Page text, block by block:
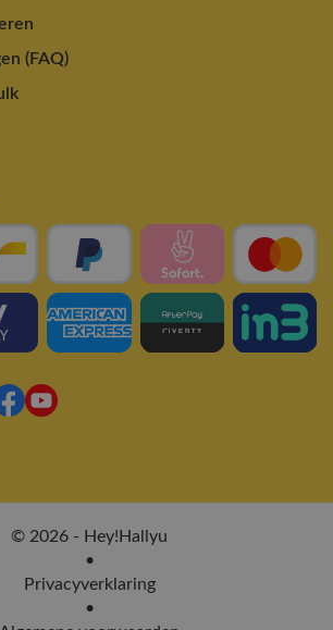
(FAQ)
© 2026 - Hey!Hallyu
•
Privacyverklaring
•